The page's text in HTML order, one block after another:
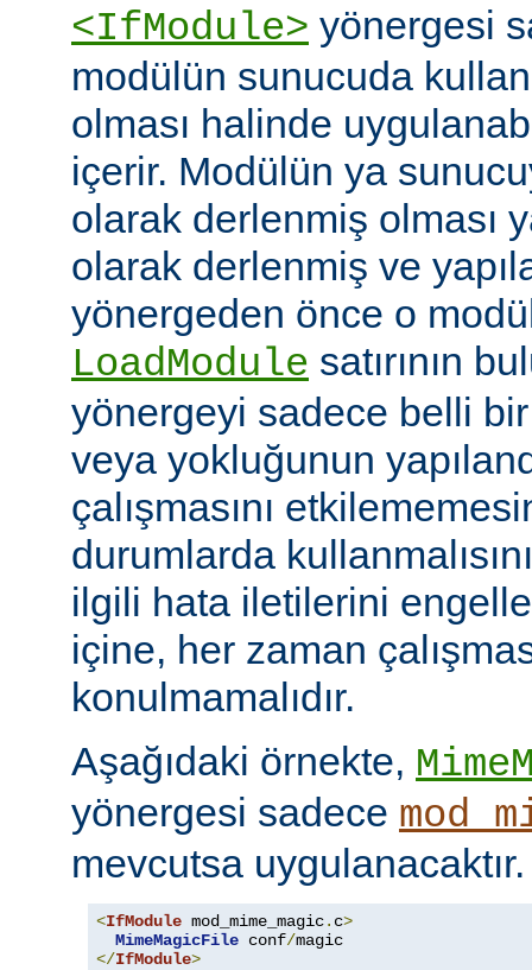
<IfModule> yönergesi
modülün sunucuda
olması halinde
içerir. Modülün ya
olarak derlenmiş olması
olarak derlenmiş ve
yönergeden önce o
LoadModule satırının
yönergeyi sadece belli bir
veya yokluğunun
çalışmasını
durumlarda
ilgili hata iletilerini
içine, her zaman
konulmamalıdır.
Aşağıdaki örnekte,
yönergesi sadece
mevcutsa uygulanacaktır.
<IfModule mod_mime_magic. c>
MimeMagicFile conf/
</IfModule>